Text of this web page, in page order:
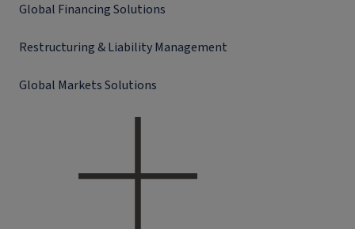
Global Financing Solutions
Restructuring & Liability Management
Global Markets Solutions